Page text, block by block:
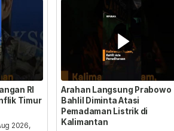
RI
Timur
2026,
Arahan Langsung Prabowo
Bahlil Diminta Atasi
Pemadaman Listrik di
Kalimantan